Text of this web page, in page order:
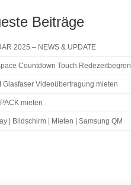
Beiträge
2025 – NEWS & UPDATE
Countdown Touch Redezeitbegrenzer
Glasfaser Videoübertragung mieten
mieten
| Bildschirm | Mieten | Samsung QM